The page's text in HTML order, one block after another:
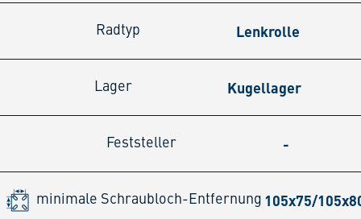
Radtyp Lenkrolle
Lager Kugellager
Feststeller -
minimale Schraubloch-Entfernung 105x75/